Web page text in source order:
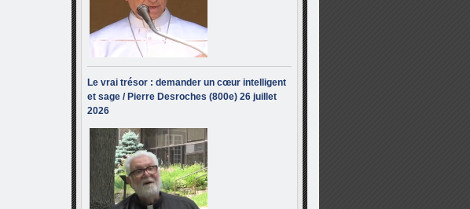
Le vrai trésor : demander un cœur intelligent
et sage / Pierre Desroches (800e) 26 juillet
2026